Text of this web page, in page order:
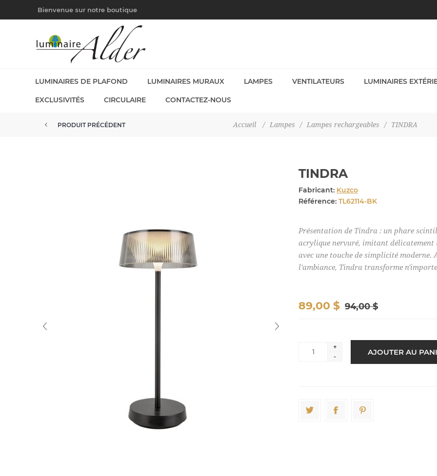
Bienvenue sur notre boutique
LUMINAIRES DE PLAFOND LUMINAIRES MURAUX LAMPES VENTILATEURS LUMINAIRES
EXCLUSIVITÉS CIRCULAIRE CONTACTEZ-NOUS
Accueil / Lampes / Lampes rechargeables / TINDRA
PRODUIT PRÉCÉDENT
TINDRA
Fabricant: Kuzco
Référence: TL62114-BK
Présentation de Tindra : un phare
acrylique nervuré, imitant délicatement
avec une touche de simplicité
l'ambiance, Tindra transforme
94,00 $
89,00 $
+
-